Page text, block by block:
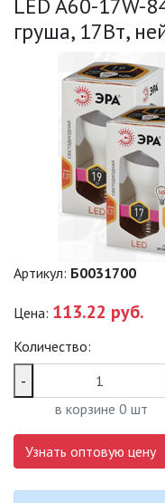
LED A60-17W-
груша, 17Вт,
Артикул: Б0031700
Цена: 113.22 руб.
Количество:
-
в корзине 0 шт
Узнать оптовую цену